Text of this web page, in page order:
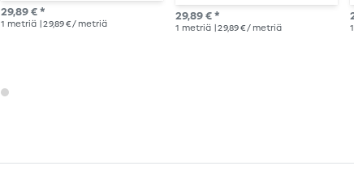
29,89 € *
1 metriä | 29,89 € / metriä
29,89 € *
1 metriä | 29,89 € / metriä 1